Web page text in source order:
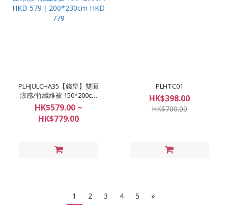
PLHJULCHA35【錢皇】雙面
涼感/竹纖維被 150*200cm
HKD 579｜200*230cm HKD
779
HK$579.00 ~
HK$779.00
PLHTC01
HK$398.00
HK$700.00
1 2 3 4 5 »